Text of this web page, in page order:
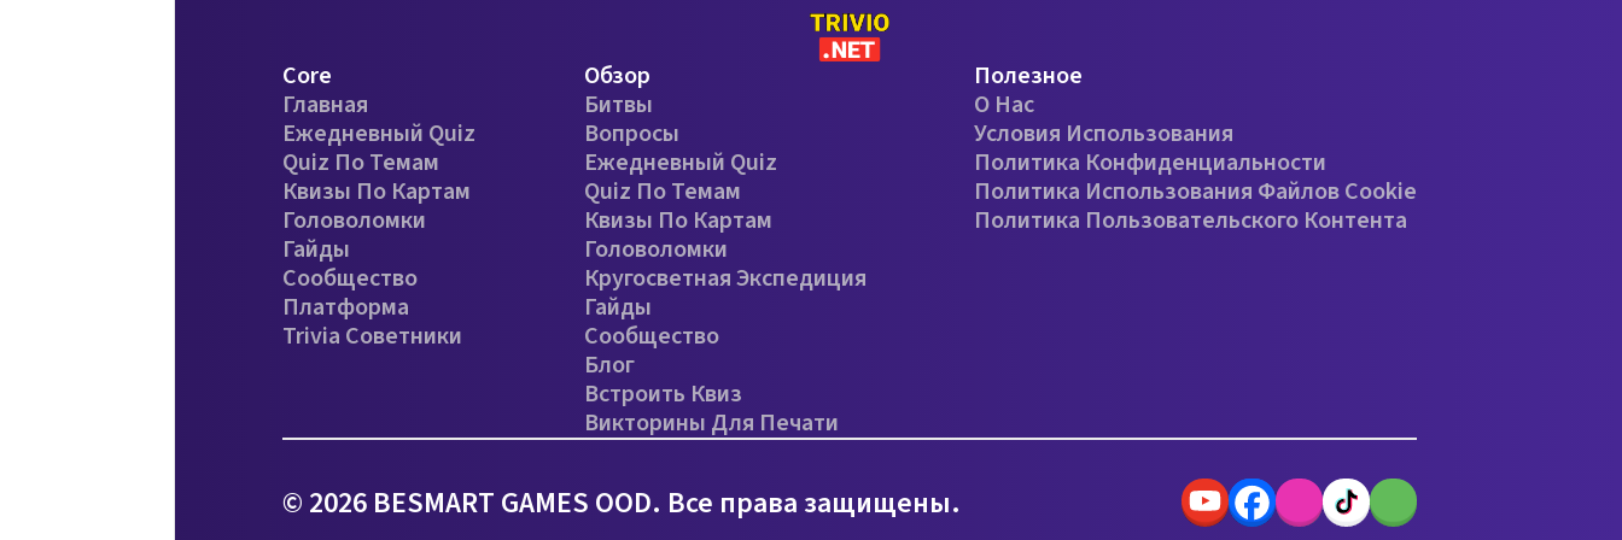
Core
Главная
Ежедневный Quiz
Quiz По Темам
Квизы По Картам
Головоломки
Гайды
Сообщество
Платформа
Trivia Советники
Обзор
Битвы
Вопросы
Ежедневный Quiz
Quiz По Темам
Квизы По Картам
Головоломки
Кругосветная Экспедиция
Гайды
Сообщество
Блог
Встроить Квиз
Викторины Для Печати
Полезное
О Нас
Условия Использования
Политика Конфиденциальности
Политика Использования Файлов Cookie
Политика Пользовательского Контента
© 2026 BESMART GAMES OOD. Все права защищены.